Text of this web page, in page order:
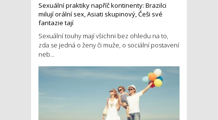
Sexuální praktiky napříč kontinenty: Brazilci
milují orální sex, Asiati skupinový, Češi své
fantazie tají
Sexuální touhy mají všichni bez ohledu na to,
zda se jedná o ženy či muže, o sociální postavení
neb...